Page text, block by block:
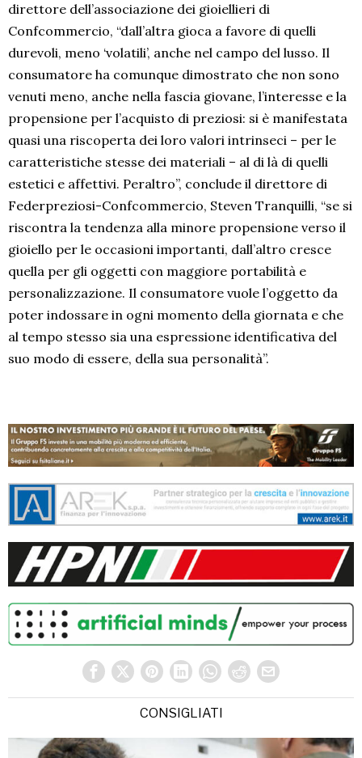
direttore dell’associazione dei gioiellieri di
Confcommercio, “dall’altra gioca a favore di quelli
durevoli, meno ‘volatili’, anche nel campo del lusso. Il
consumatore ha comunque dimostrato che non sono
venuti meno, anche nella fascia giovane, l’interesse e la
propensione per l’acquisto di preziosi: si è manifestata
quasi una riscoperta dei loro valori intrinseci – per le
caratteristiche stesse dei materiali – al di là di quelli
estetici e affettivi. Peraltro”, conclude il direttore di
Federpreziosi-Confcommercio, Steven Tranquilli, “se si
riscontra la tendenza alla minore propensione verso il
gioiello per le occasioni importanti, dall’altro cresce
quella per gli oggetti con maggiore portabilità e
personalizzazione. Il consumatore vuole l’oggetto da
poter indossare in ogni momento della giornata e che
al tempo stesso sia una espressione identificativa del
suo modo di essere, della sua personalità”.
CONSIGLIATI